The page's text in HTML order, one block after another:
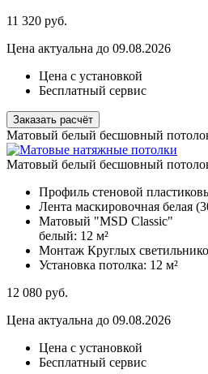
11 320 руб.
Цена актуальна до 09.08.2026
Цена с установкой
Бесплатный сервис
Заказать расчёт
Матовый белый бесшовный
Матовый белый бесшовный
Профиль стеновой
Лента маскировочная белая
Матовый "MSD Classic"
белый: 12 м²
Монтаж Круглых
Установка потолка: 12 м²
12 080 руб.
Цена актуальна до 09.08.2026
Цена с установкой
Бесплатный сервис